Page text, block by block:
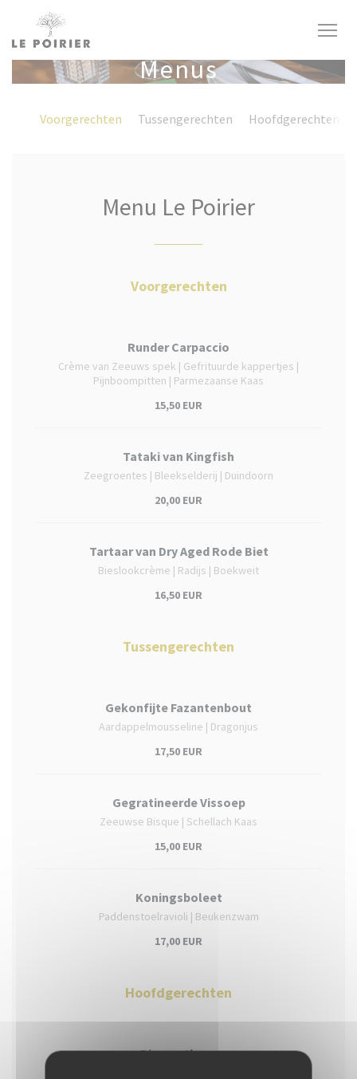
Painel de Gerenciamento de Cookies
Menus
Voorgerechten Tussengerechten Hoofdgerechten
Menu Le Poirier
Voorgerechten
Runder Carpaccio
Crème van Zeeuws spek | Gefrituurde kappertjes |
Pijnboompitten | Parmezaanse Kaas
15,50 EUR
Tataki van Kingfish
Zeegroentes | Bleekselderij | Duindoorn
20,00 EUR
Tartaar van Dry Aged Rode Biet
Bieslookcrème | Radijs | Boekweit
16,50 EUR
Tussengerechten
Gekonfijte Fazantenbout
Aardappelmousseline | Dragonjus
17,50 EUR
Gegratineerde Vissoep
Zeeuwse Bisque | Schellach Kaas
15,00 EUR
Koningsboleet
Paddenstoelravioli | Beukenzwam
17,00 EUR
Hoofdgerechten
Diamanthaas